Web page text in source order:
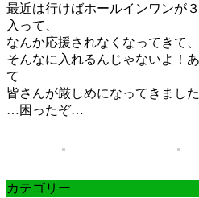
最近は行けばホールインワンが
入って、
なんか応援されなくなってきて、
そんなに入れるんじゃないよ！
て
皆さんが厳しめになってきました
…困ったぞ…
カテゴリー